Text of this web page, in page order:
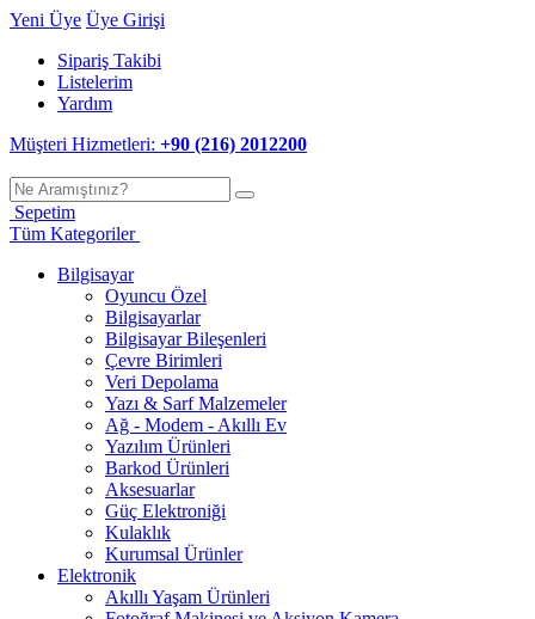
Yeni Üye Üye Girişi
Sipariş Takibi
Listelerim
Yardım
Müşteri Hizmetleri: +90 (216) 2012200
Sepetim
Tüm Kategoriler
Bilgisayar
Oyuncu Özel
Bilgisayarlar
Bilgisayar Bileşenleri
Çevre Birimleri
Veri Depolama
Yazı & Sarf Malzemeler
Ağ - Modem - Akıllı Ev
Yazılım Ürünleri
Barkod Ürünleri
Aksesuarlar
Güç Elektroniği
Kulaklık
Kurumsal Ürünler
Elektronik
Akıllı Yaşam Ürünleri